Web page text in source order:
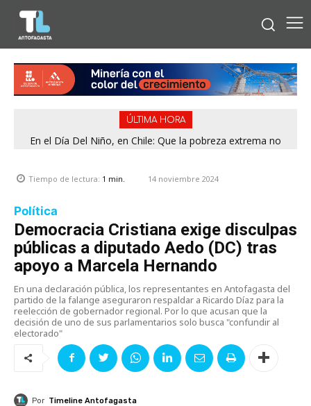
ÚLTIMA HORA
En el Día Del Niño, en Chile: Que la pobreza extrema no
Tiempo de lectura: 1 min. 14 noviembre 2024
Política
Democracia Cristiana exige disculpas
públicas a diputado Aedo (DC) tras
apoyo a Marcela Hernando
En una declaración pública, los representantes en Antofagasta del
partido de la falange aseguraron respaldar a Ricardo Díaz para la
reelección de gobernador regional. Por lo que acusan que la
decisión de uno de sus parlamentarios solo busca "confundir al
electorado"
Por Timeline Antofagasta